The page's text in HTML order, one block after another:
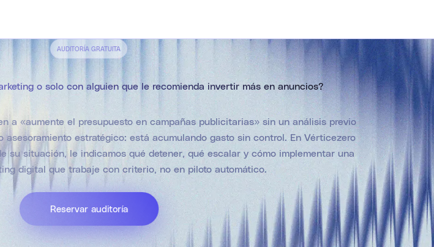
AUDITORÍA GRATUITA
o solo con alguien que le recomienda invertir más en anuncios?
a «aumente el presupuesto en campañas publicitarias» sin un análisis previo
estratégico: está acumulando gasto sin control. En Vérticezero
su situación, le indicamos qué detener, qué escalar y cómo implementar una
digital que trabaje con criterio, no en piloto automático.
Reservar auditoría